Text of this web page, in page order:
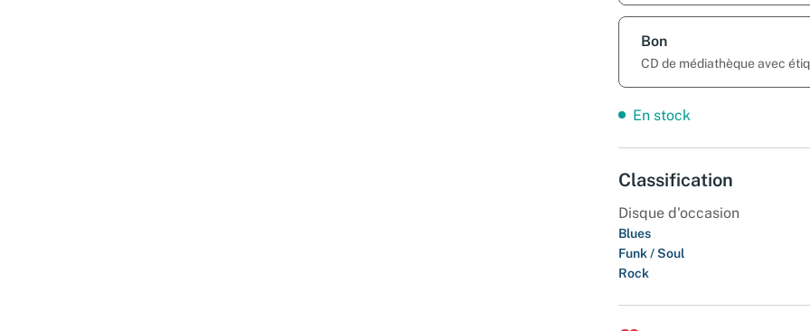
Bon
CD de médiathèque avec
En stock
Classification
Disque d'occasion
Blues
Funk / Soul
Rock